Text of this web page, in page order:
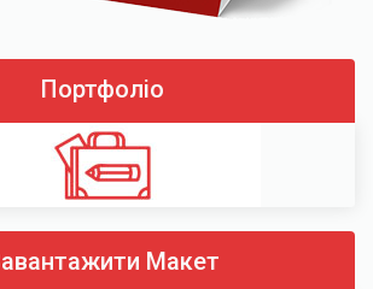
Портфоліо
Макет